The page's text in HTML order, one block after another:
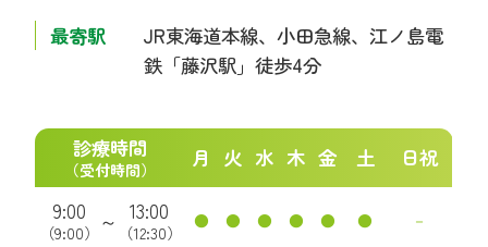
最寄駅
JR東海道本線、小田急線、江ノ島電
鉄 「藤沢駅」徒歩4分
診療時間
（受付時間） 月 火 水 木 金 土
日祝
9:00
（9:00） ～ 13:00
（12:30）
● ● ● ● ● ● －